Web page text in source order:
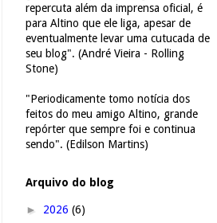
repercuta além da imprensa oficial, é
para Altino que ele liga, apesar de
eventualmente levar uma cutucada de
seu blog". (André Vieira - Rolling
Stone)
"Periodicamente tomo notícia dos
feitos do meu amigo Altino, grande
repórter que sempre foi e continua
sendo". (Edilson Martins)
Arquivo do blog
► 2026 (6)